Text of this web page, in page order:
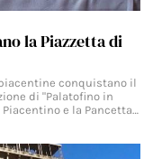
la Piazzetta di
conquistano il
di "Palatofino in
e la Pancetta…